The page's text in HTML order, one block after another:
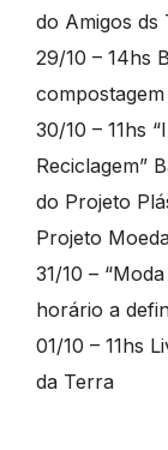
do Amigos ds
29/10 – 14hs
30/10 – 11hs
Reciclagem”
do Projeto
Projeto
31/10 –
horário a
01/10 – 11hs
da Terra